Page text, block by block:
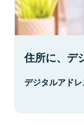
住所に、デ
デジタルアドレ